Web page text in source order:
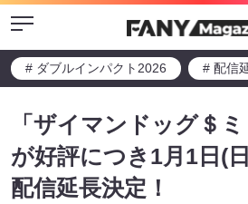
Menu
# ダブルインパクト2026 # 配信
「ザイマンドッグ＄ミ
が好評につき1月1日(
配信延長決定！